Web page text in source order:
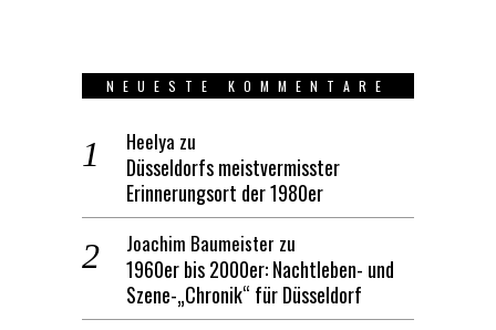
NEUESTE KOMMENTARE
Heelya zu
Düsseldorfs meistvermisster
Erinnerungsort der 1980er
Joachim Baumeister zu
1960er bis 2000er: Nachtleben- und
Szene-„Chronik“ für Düsseldorf